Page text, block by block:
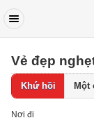
Vẻ đẹp
Khứ hồi Một
Nơi đi